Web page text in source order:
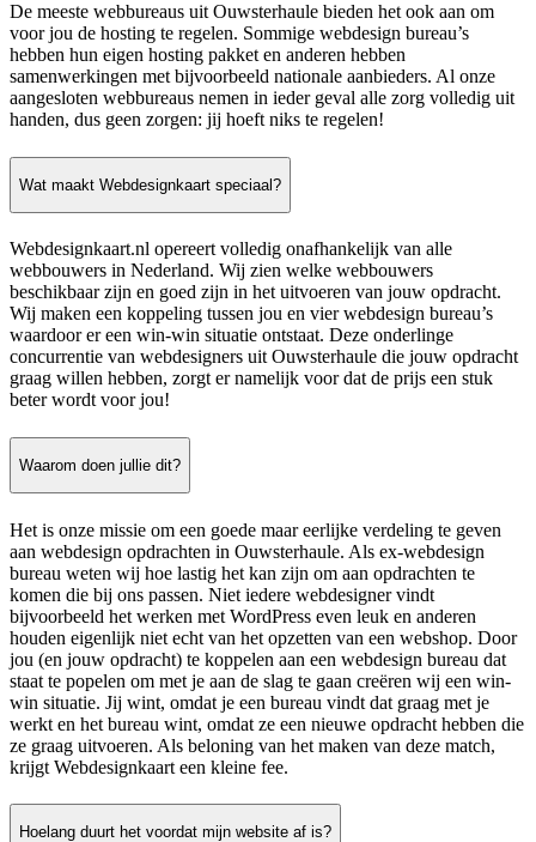
De meeste webbureaus uit Ouwsterhaule bieden het ook aan om
voor jou de hosting te regelen. Sommige webdesign bureau’s
hebben hun eigen hosting pakket en anderen hebben
samenwerkingen met bijvoorbeeld nationale aanbieders. Al onze
aangesloten webbureaus nemen in ieder geval alle zorg volledig uit
handen, dus geen zorgen: jij hoeft niks te regelen!
Wat maakt Webdesignkaart speciaal?
Webdesignkaart.nl opereert volledig onafhankelijk van alle
webbouwers in Nederland. Wij zien welke webbouwers
beschikbaar zijn en goed zijn in het uitvoeren van jouw opdracht.
Wij maken een koppeling tussen jou en vier webdesign bureau’s
waardoor er een win-win situatie ontstaat. Deze onderlinge
concurrentie van webdesigners uit Ouwsterhaule die jouw opdracht
graag willen hebben, zorgt er namelijk voor dat de prijs een stuk
beter wordt voor jou!
Waarom doen jullie dit?
Het is onze missie om een goede maar eerlijke verdeling te geven
aan webdesign opdrachten in Ouwsterhaule. Als ex-webdesign
bureau weten wij hoe lastig het kan zijn om aan opdrachten te
komen die bij ons passen. Niet iedere webdesigner vindt
bijvoorbeeld het werken met WordPress even leuk en anderen
houden eigenlijk niet echt van het opzetten van een webshop. Door
jou (en jouw opdracht) te koppelen aan een webdesign bureau dat
staat te popelen om met je aan de slag te gaan creëren wij een win-
win situatie. Jij wint, omdat je een bureau vindt dat graag met je
werkt en het bureau wint, omdat ze een nieuwe opdracht hebben die
ze graag uitvoeren. Als beloning van het maken van deze match,
krijgt Webdesignkaart een kleine fee.
Hoelang duurt het voordat mijn website af is?